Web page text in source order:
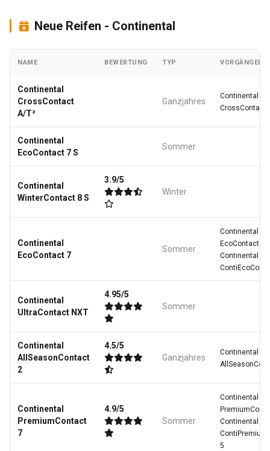
Neue Reifen - Continental
NAME BEWERTUNG TYP
Continental
CrossContact
A/T²
Ganzjahres
Continental
CrossContact
Continental
EcoContact 7 S
Sommer
Continental
WinterContact 8 S
3.9/5
Winter
Continental
EcoContact 7
Sommer
Continental
EcoContact 6
Continental
Continental
UltraContact NXT
4.95/5
Sommer
Continental
AllSeasonContact
2
4.5/5
Ganzjahres
Continental
Continental
PremiumContact
7
4.9/5
Sommer
Continental
Continental
5